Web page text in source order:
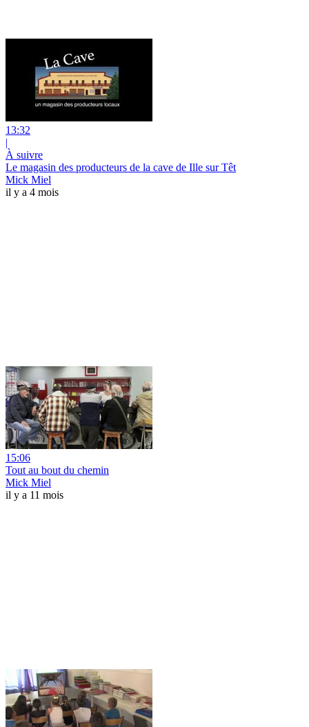
13:32
|
À suivre
Le magasin des producteurs de la cave de Ille sur Têt
Mick Miel
il y a 4 mois
15:06
Tout au bout du chemin
Mick Miel
il y a 11 mois